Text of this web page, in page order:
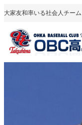
内
を
ス
大家友和率いる社会人チー